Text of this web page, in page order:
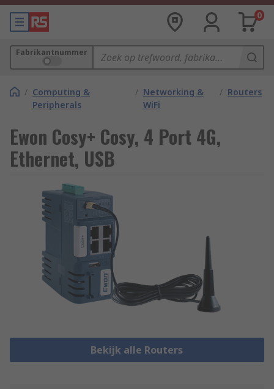
0
Fabrikantnummer
/ Computing &
Peripherals
/ Networking &
WiFi
/ Routers
Ewon Cosy+ Cosy, 4 Port 4G,
Ethernet, USB
Bekijk alle Routers